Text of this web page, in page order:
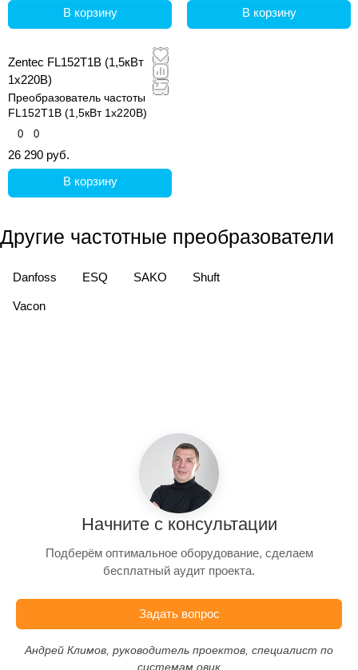
В корзину В корзину
Zentec FL152T1B (1,5кВт
1х220В)
Преобразователь частоты
FL152T1B (1,5кВт 1х220В)
0 0
26 290 руб.
В корзину
Другие частотные преобразователи
Danfoss ESQ SAKO Shuft
Vacon
Начните с консультации
Подберём оптимальное оборудование, сделаем
бесплатный аудит проекта.
Задать вопрос
Андрей Климов, руководитель проектов, специалист по
системам овик